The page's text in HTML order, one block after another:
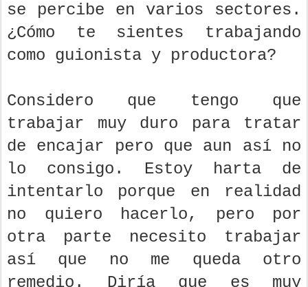
se percibe en varios sectores.
¿Cómo te sientes trabajando
como guionista y productora?
Considero que tengo que
trabajar muy duro para tratar
de encajar pero que aun así no
lo consigo. Estoy harta de
intentarlo porque en realidad
no quiero hacerlo, pero por
otra parte necesito trabajar
así que no me queda otro
remedio. Diría que es muy